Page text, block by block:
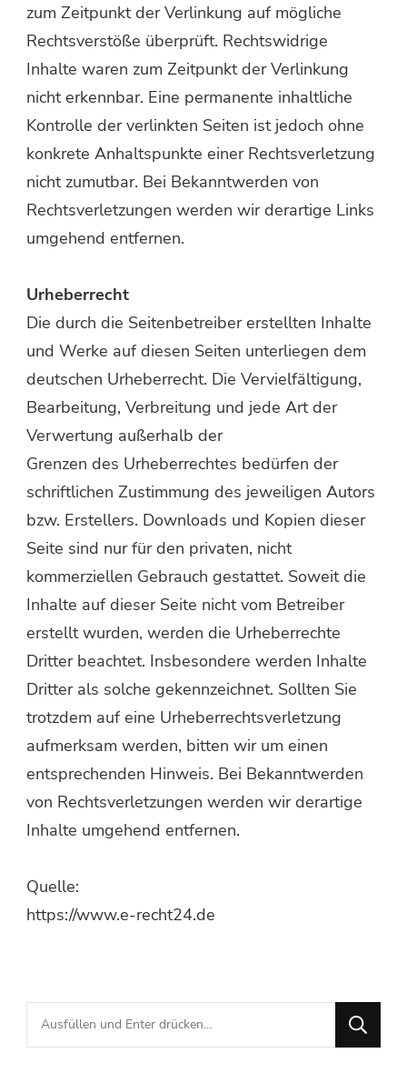
zum Zeitpunkt der Verlinkung auf mögliche
Rechtsverstöße überprüft. Rechtswidrige
Inhalte waren zum Zeitpunkt der Verlinkung
nicht erkennbar. Eine permanente inhaltliche
Kontrolle der verlinkten Seiten ist jedoch ohne
konkrete Anhaltspunkte einer Rechtsverletzung
nicht zumutbar. Bei Bekanntwerden von
Rechtsverletzungen werden wir derartige Links
umgehend entfernen.
Urheberrecht
Die durch die Seitenbetreiber erstellten Inhalte
und Werke auf diesen Seiten unterliegen dem
deutschen Urheberrecht. Die Vervielfältigung,
Bearbeitung, Verbreitung und jede Art der
Verwertung außerhalb der
Grenzen des Urheberrechtes bedürfen der
schriftlichen Zustimmung des jeweiligen Autors
bzw. Erstellers. Downloads und Kopien dieser
Seite sind nur für den privaten, nicht
kommerziellen Gebrauch gestattet. Soweit die
Inhalte auf dieser Seite nicht vom Betreiber
erstellt wurden, werden die Urheberrechte
Dritter beachtet. Insbesondere werden Inhalte
Dritter als solche gekennzeichnet. Sollten Sie
trotzdem auf eine Urheberrechtsverletzung
aufmerksam werden, bitten wir um einen
entsprechenden Hinweis. Bei Bekanntwerden
von Rechtsverletzungen werden wir derartige
Inhalte umgehend entfernen.
Quelle:
https://www.e-recht24.de
Suchst
du